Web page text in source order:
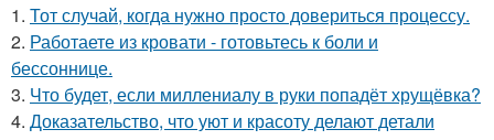
1. Тот случай, когда нужно просто довериться процессу.
2. Работаете из кровати - готовьтесь к боли и
бессоннице.
3. Что будет, если миллениалу в руки попадёт хрущёвка?
4. Доказательство, что уют и красоту делают детали